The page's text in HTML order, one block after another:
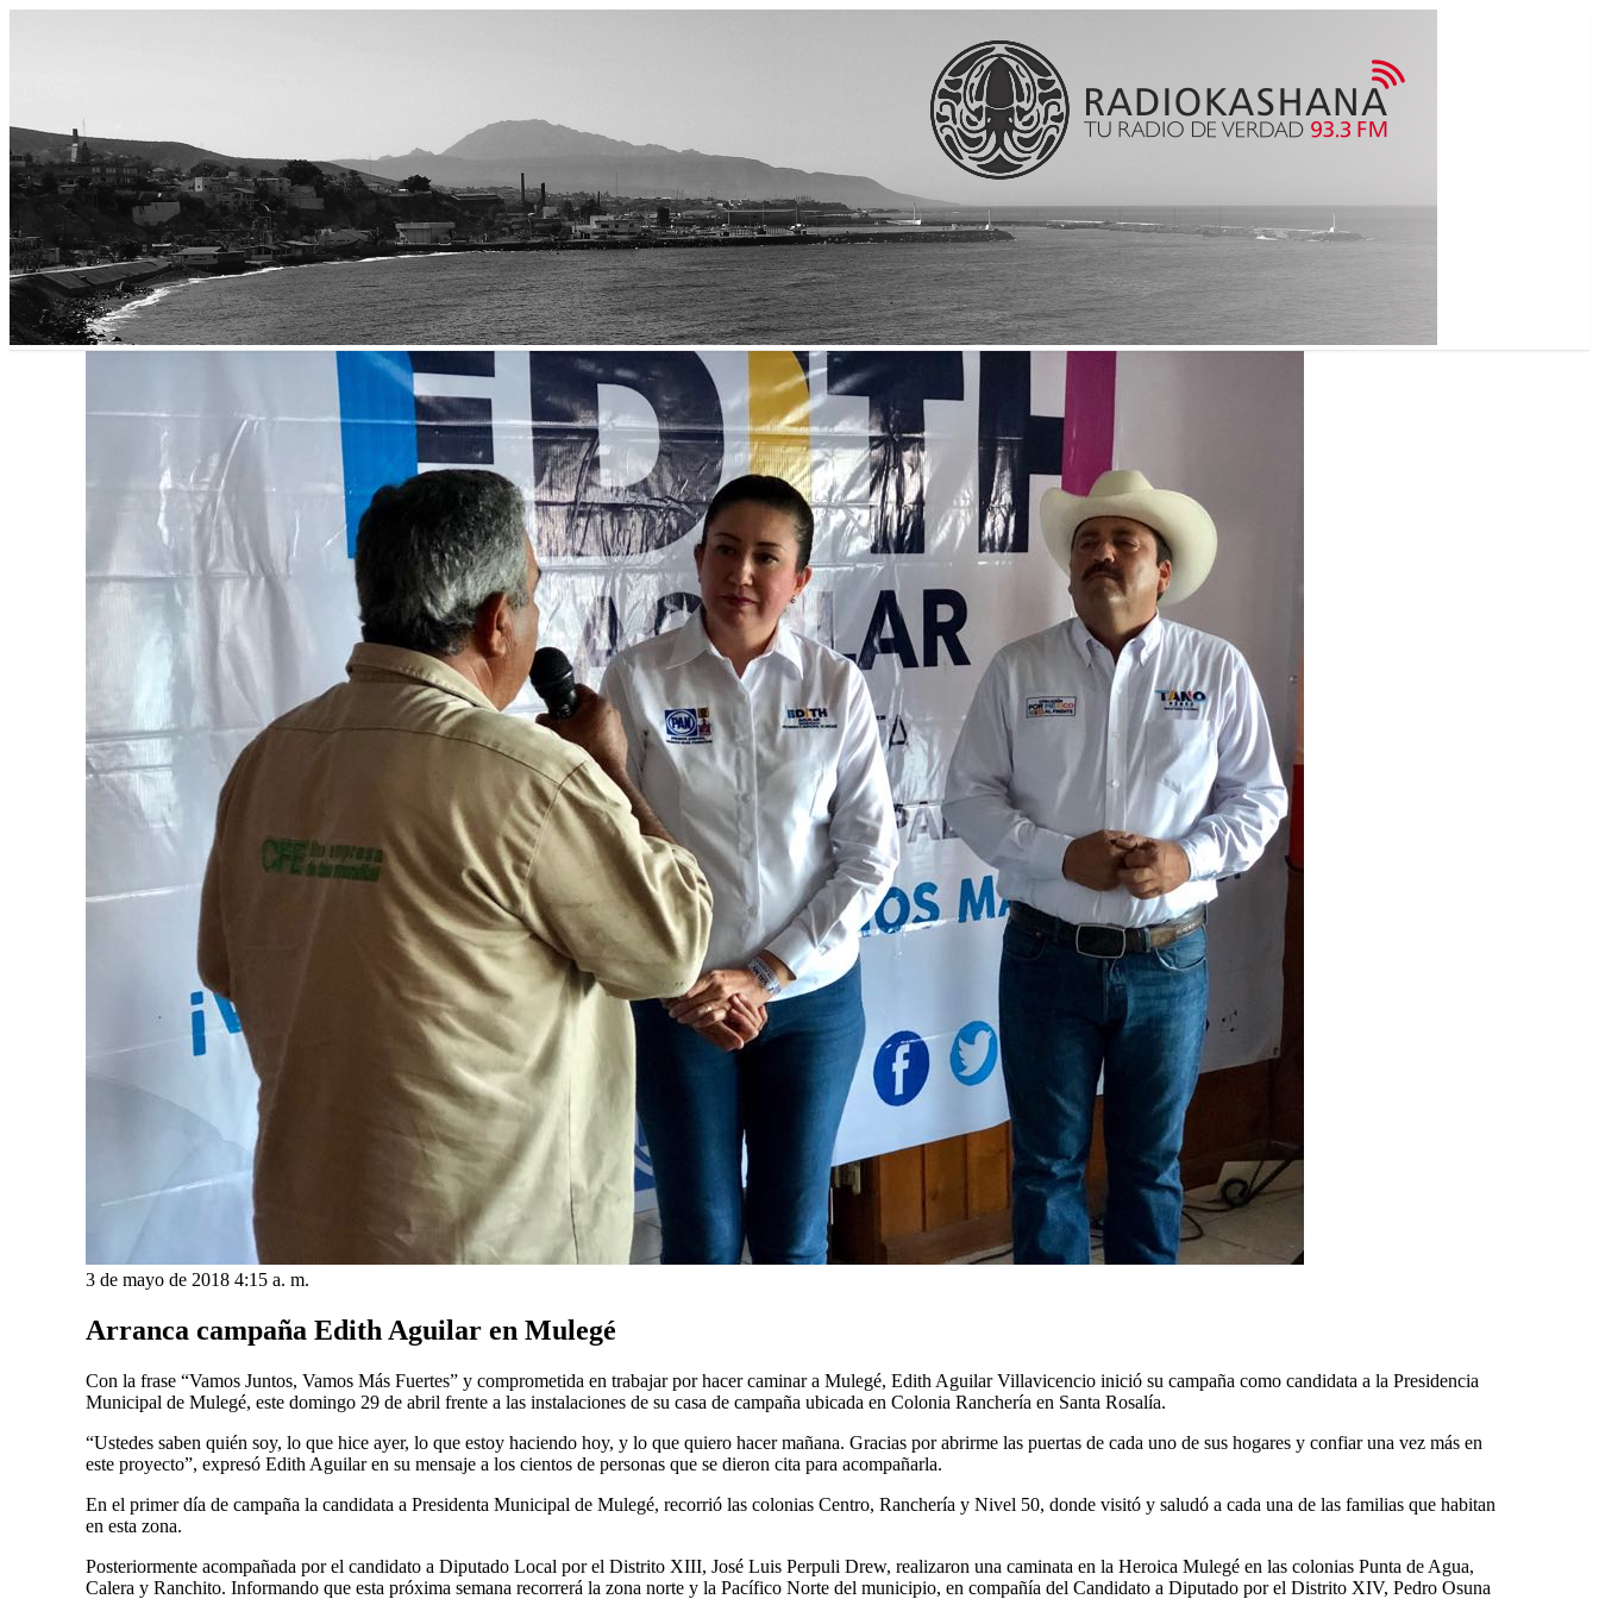
3 de mayo de 2018 4:15 a. m.
Arranca campaña Edith Aguilar en Mulegé
Con la frase “Vamos Juntos, Vamos Más Fuertes” y comprometida en trabajar por hacer caminar a Mulegé, Edith Aguilar Villavicencio inició su campaña como candidata a la Presidencia
Municipal de Mulegé, este domingo 29 de abril frente a las instalaciones de su casa de campaña ubicada en Colonia Ranchería en Santa Rosalía.
“Ustedes saben quién soy, lo que hice ayer, lo que estoy haciendo hoy, y lo que quiero hacer mañana. Gracias por abrirme las puertas de cada uno de sus hogares y confiar una vez más en
este proyecto”, expresó Edith Aguilar en su mensaje a los cientos de personas que se dieron cita para acompañarla.
En el primer día de campaña la candidata a Presidenta Municipal de Mulegé, recorrió las colonias Centro, Ranchería y Nivel 50, donde visitó y saludó a cada una de las familias que habitan
en esta zona.
Posteriormente acompañada por el candidato a Diputado Local por el Distrito XIII, José Luis Perpuli Drew, realizaron una caminata en la Heroica Mulegé en las colonias Punta de Agua,
Calera y Ranchito. Informando que esta próxima semana recorrerá la zona norte y la Pacífico Norte del municipio, en compañía del Candidato a Diputado por el Distrito XIV, Pedro Osuna